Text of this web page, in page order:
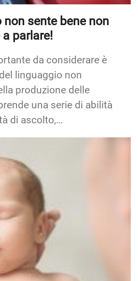
non sente bene non
parlare!
da considerare è
linguaggio non
produzione delle
una serie di abilità
di ascolto,…